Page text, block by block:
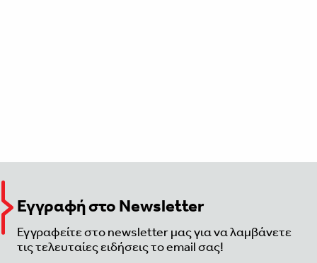
Εγγραφή στο Newsletter
Εγγραφείτε στο newsletter μας για να λαμβάνετε
τις τελευταίες ειδήσεις το email σας!